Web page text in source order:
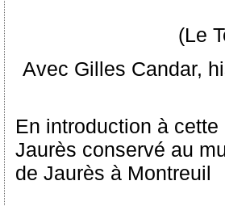
(Le
Avec Gilles Candar,
En introduction à
Jaurès conservé au
de Jaurès à Montreuil